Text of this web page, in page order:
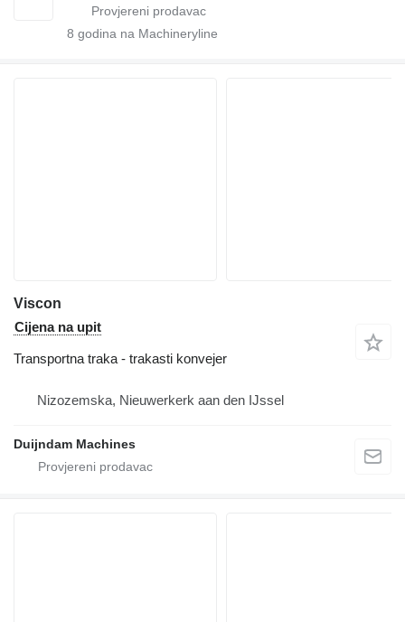
8 godina na Machineryline
Viscon
Cijena na upit
Transportna traka - trakasti konvejer
Nizozemska, Nieuwerkerk aan den IJssel
Duijndam Machines